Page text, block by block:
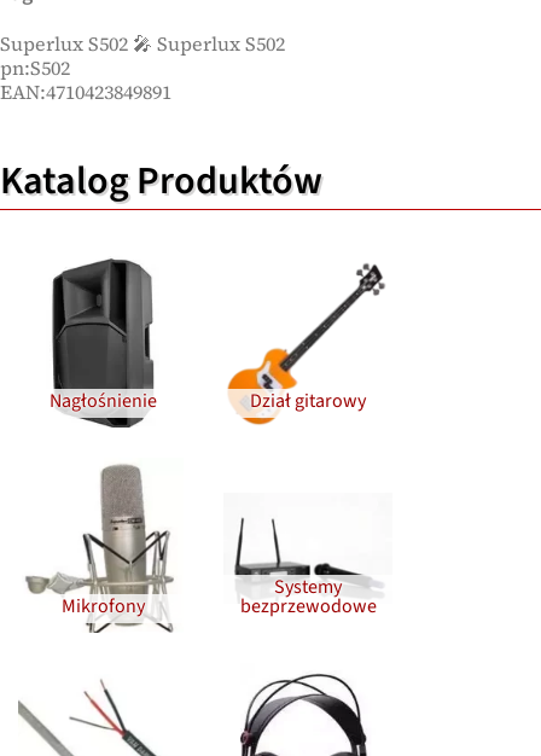
Superlux S502 🎤 Superlux S502
pn:S502
EAN:4710423849891
Katalog Produktów
Nagłośnienie Dział gitarowy
Mikrofony
Systemy
bezprzewodowe